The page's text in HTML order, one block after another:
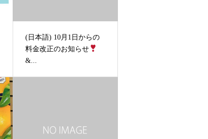
(日本語) 10月1日からの
料金改正のお知らせ
&...